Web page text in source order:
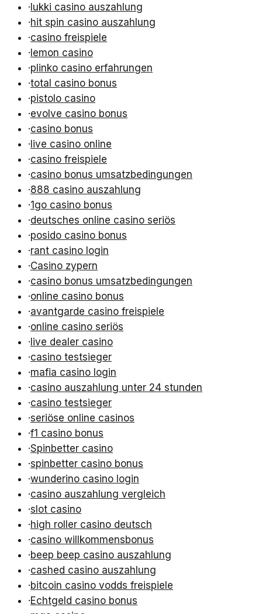
·lukki casino auszahlung
·hit spin casino auszahlung
·casino freispiele
·lemon casino
·plinko casino erfahrungen
·total casino bonus
·pistolo casino
·evolve casino bonus
·casino bonus
·live casino online
·casino freispiele
·casino bonus umsatzbedingungen
·888 casino auszahlung
·1go casino bonus
·deutsches online casino seriös
·posido casino bonus
·rant casino login
·Casino zypern
·casino bonus umsatzbedingungen
·online casino bonus
·avantgarde casino freispiele
·online casino seriös
·live dealer casino
·casino testsieger
·mafia casino login
·casino auszahlung unter 24 stunden
·casino testsieger
·seriöse online casinos
·f1 casino bonus
·Spinbetter casino
·spinbetter casino bonus
·wunderino casino login
·casino auszahlung vergleich
·slot casino
·high roller casino deutsch
·casino willkommensbonus
·beep beep casino auszahlung
·cashed casino auszahlung
·bitcoin casino vodds freispiele
·Echtgeld casino bonus